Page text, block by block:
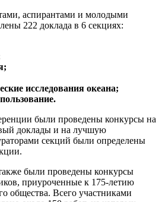
аспирантами и молодыми
222 доклада в 6 секциях:
исследования океана;
были проведены конкурсы на
доклады и на лучшую
секций были определены
были проведены конкурсы
приуроченные к 175-летию
общества. Всего участниками